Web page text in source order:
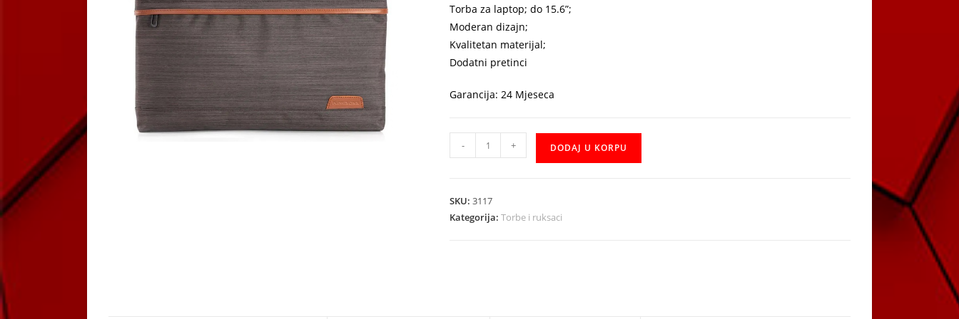
Torba za laptop; do 15.6”;
Moderan dizajn;
Kvalitetan materijal;
Dodatni pretinci
Garancija: 24 Mjeseca
za
K8977W
- + DODAJ U KORPU
SKU:3117
Kategorija:Torbe i ruksaci